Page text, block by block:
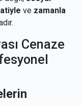
ve zamanla
Cenaze